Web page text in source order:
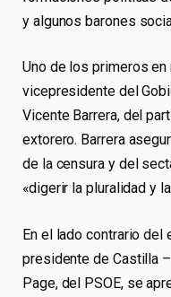
y algunos barones
Uno de los primeros
vicepresidente del
Vicente Barrera, del
extorero. Barrera
de la censura y del
«digerir la pluralidad y
En el lado contrario
presidente de Castilla
Page, del PSOE, se